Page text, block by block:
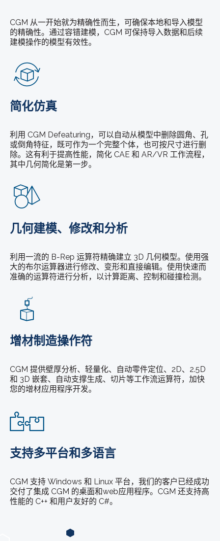
CGM 从一开始就为精确性而生，可确保本地和导入模型
的精确性。通过容错建模，CGM 可保持导入数据和后续
建模操作的模型有效性。
简化仿真
利用 CGM Defeaturing，可以自动从模型中删除圆角、孔
或倒角特征，既可作为一个完整个体，也可按尺寸进行删
除。这有利于提高性能，简化 CAE 和 AR/VR 工作流程，
其中几何简化是第一步。
几何建模、修改和分析
利用一流的 B-Rep 运算符精确建立 3D 几何模型。使用强
大的布尔运算器进行修改、变形和直接编辑。使用快速而
准确的运算符进行分析，以计算距离、控制和碰撞检测。
增材制造操作符
CGM 提供壁厚分析、轻量化、自动零件定位、2D、2.5D
和 3D 嵌套、自动支撑生成、切片等工作流运算符，加快
您的增材应用程序开发。
支持多平台和多语言
CGM 支持 Windows 和 Linux 平台，我们的客户已经成功
交付了集成 CGM 的桌面和web应用程序。CGM 还支持高
性能的 C++ 和用户友好的 C#。